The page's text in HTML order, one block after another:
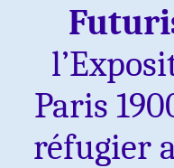
Paris
réfugier